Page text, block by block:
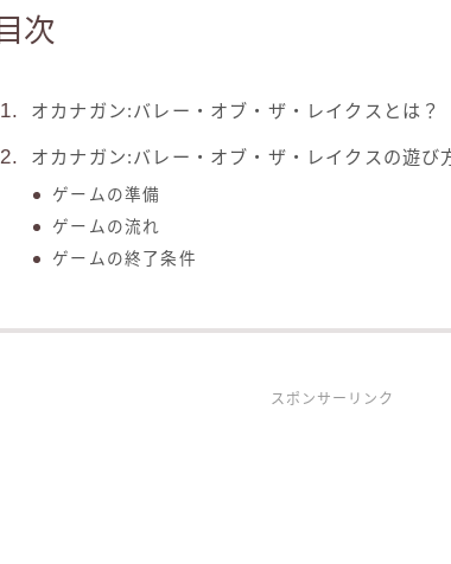
目次
オカナガン:バレー・オブ・ザ・レイクスとは？
オカナガン:バレー・オブ・ザ・レイクスの遊び
ゲームの準備
ゲームの流れ
ゲームの終了条件
スポンサーリンク